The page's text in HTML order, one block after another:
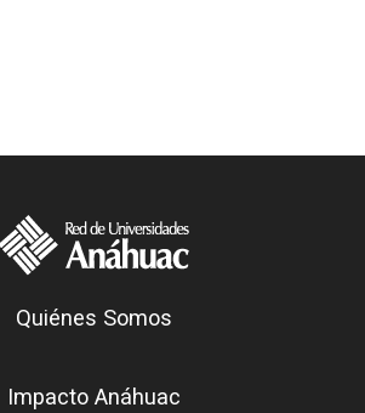
Anáhuac
Quiénes Somos
Impacto Anáhuac